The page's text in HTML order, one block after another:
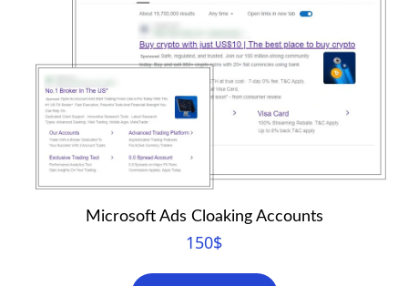
Microsoft Ads Cloaking Accounts
150$